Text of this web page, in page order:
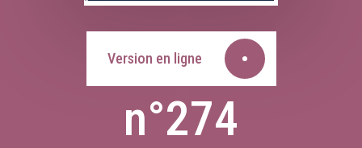
Version en ligne
n°274